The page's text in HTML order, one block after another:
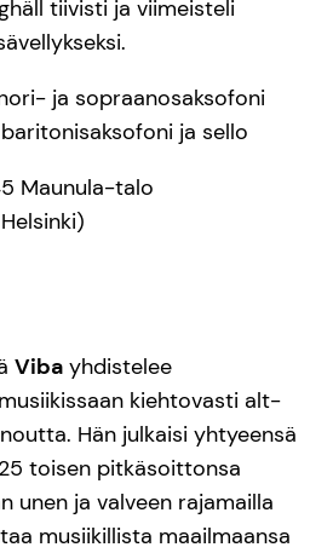
tiivisti ja viimeisteli
ja sopraanosaksofoni
ja sello
Maunula-talo
Viba yhdistelee
kiehtovasti alt-
Hän julkaisi yhtyeensä
toisen pitkäsoittonsa
unen ja valveen rajamailla
musiikillista maailmaansa